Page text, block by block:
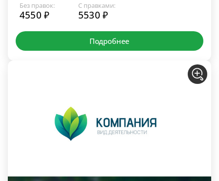
Без правок:
4550 ₽
С правками:
5530 ₽
Подробнее